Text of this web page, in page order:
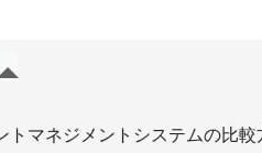
トマネジメントシステムの比